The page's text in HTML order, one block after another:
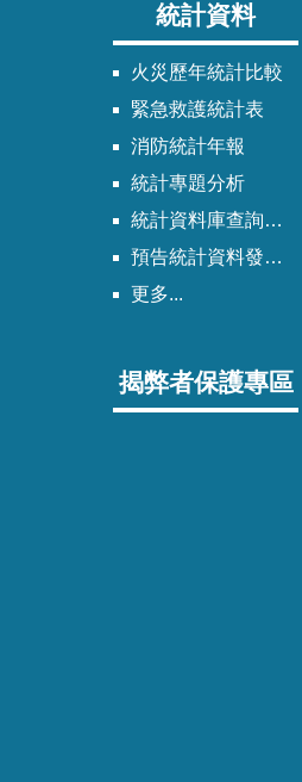
統計資料
火災歷年統計比較
緊急救護統計表
消防統計年報
統計專題分析
統計資料庫查詢系統
預告統計資料發布時間表
更多...
揭弊者保護專區